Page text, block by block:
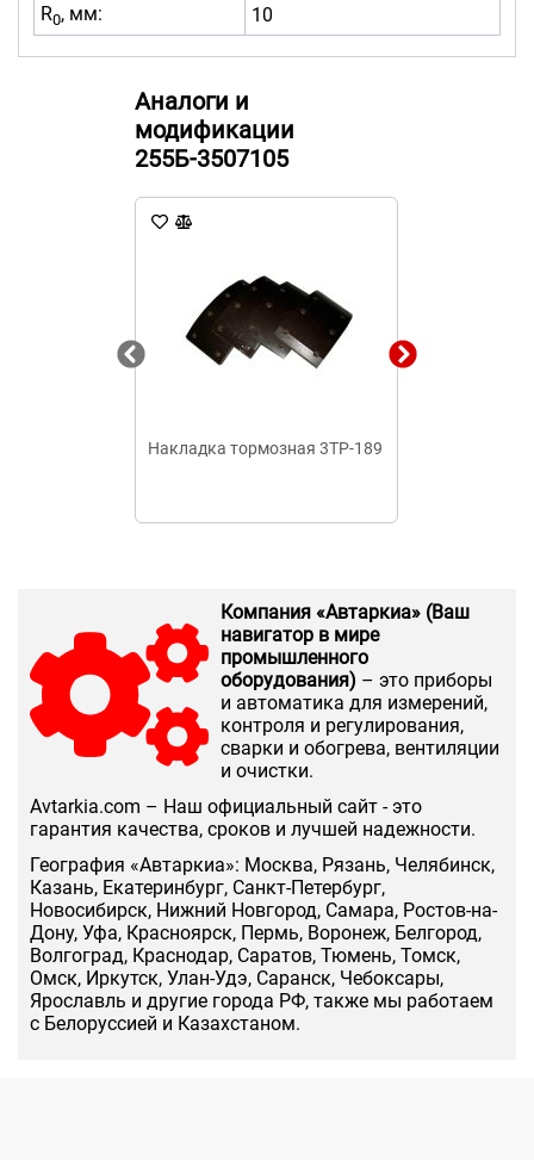
R0, мм: 10
Аналоги и
модификации
255Б-3507105
Накладка тормозная 3ТР-189
Компания «Автаркиа» (Ваш
навигатор в мире
промышленного
оборудования) – это приборы
и автоматика для измерений,
контроля и регулирования,
сварки и обогрева, вентиляции
и очистки.
Аvtarkia.com – Наш официальный сайт - это
гарантия качества, сроков и лучшей надежности.
География «Автаркиа»: Москва, Рязань, Челябинск,
Казань, Екатеринбург, Санкт-Петербург,
Новосибирск, Нижний Новгород, Самара, Ростов-на-
Дону, Уфа, Красноярск, Пермь, Воронеж, Белгород,
Волгоград, Краснодар, Саратов, Тюмень, Томск,
Омск, Иркутск, Улан-Удэ, Саранск, Чебоксары,
Ярославль и другие города РФ, также мы работаем
с Белоруссией и Казахстаном.